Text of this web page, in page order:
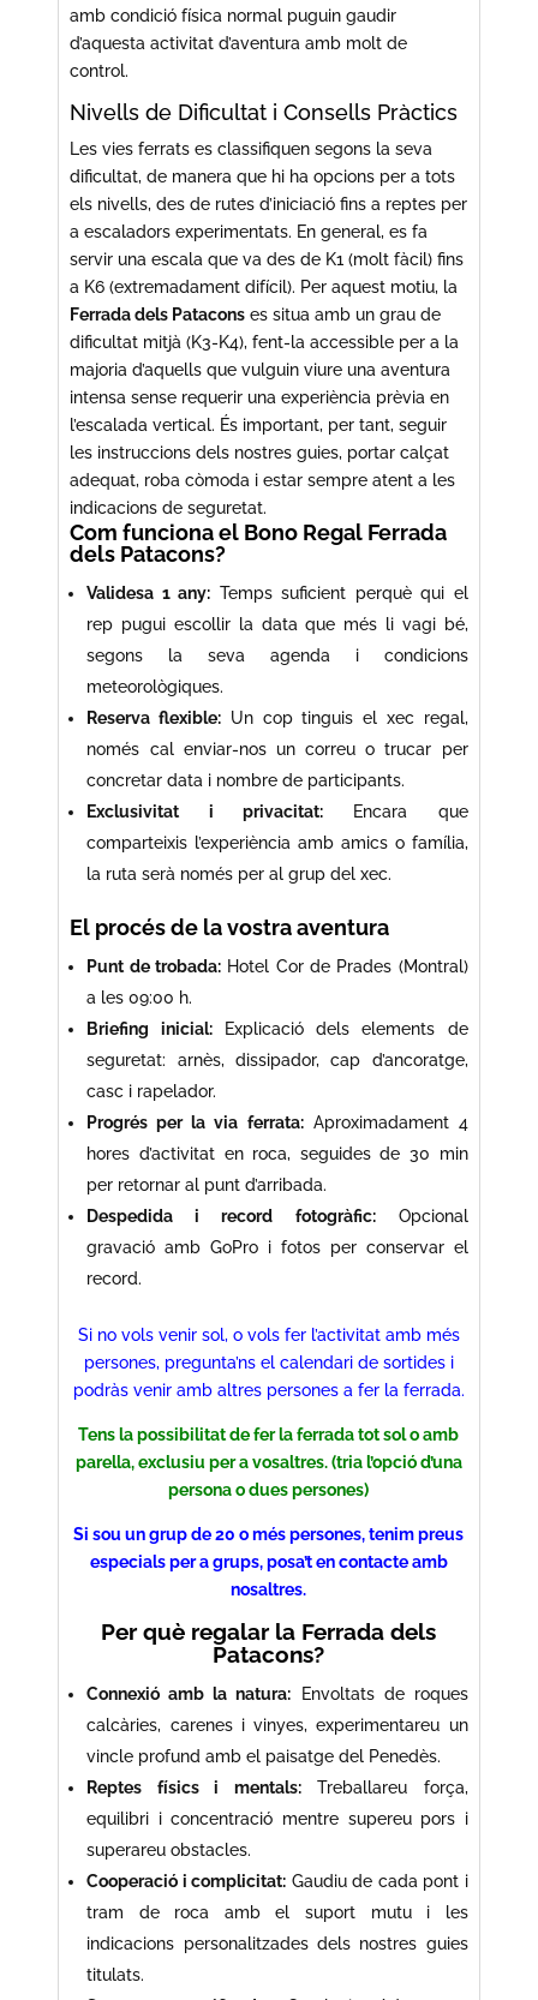
amb condició física normal puguin gaudir
d’aquesta activitat d’aventura amb molt de
control.
Nivells de Dificultat i Consells Pràctics
Les vies ferrats es classifiquen segons la seva
dificultat, de manera que hi ha opcions per a tots
els nivells, des de rutes d’iniciació fins a reptes per
a escaladors experimentats. En general, es fa
servir una escala que va des de K1 (molt fàcil) fins
a K6 (extremadament difícil). Per aquest motiu, la
Ferrada dels Patacons es situa amb un grau de
dificultat mitjà (K3-K4), fent-la accessible per a la
majoria d’aquells que vulguin viure una aventura
intensa sense requerir una experiència prèvia en
l’escalada vertical. És important, per tant, seguir
les instruccions dels nostres guies, portar calçat
adequat, roba còmoda i estar sempre atent a les
indicacions de seguretat.
Com funciona el Bono Regal Ferrada
dels Patacons?
Validesa 1 any: Temps suficient perquè qui el
rep pugui escollir la data que més li vagi bé,
segons la seva agenda i condicions
meteorològiques.
Reserva flexible: Un cop tinguis el xec regal,
només cal enviar-nos un correu o trucar per
concretar data i nombre de participants.
Exclusivitat i privacitat:Encara que
comparteixis l’experiència amb amics o família,
la ruta serà només per al grup del xec.
El procés de la vostra aventura
Punt de trobada: Hotel Cor de Prades (Montral)
a les 09:00 h.
Briefing inicial:Explicació dels elements de
seguretat: arnès, dissipador, cap d’ancoratge,
casc i rapelador.
Progrés per la via ferrata:Aproximadament 4
hores d’activitat en roca, seguides de 30 min
per retornar al punt d’arribada.
Despedida i record fotogràfic:Opcional
gravació amb GoPro i fotos per conservar el
record.
Si no vols venir sol, o vols fer l’activitat amb més
persones, pregunta’ns el calendari de sortides i
podràs venir amb altres persones a fer la ferrada.
Tens la possibilitat de fer la ferrada tot sol o amb
parella, exclusiu per a vosaltres. (tria l’opció d’una
persona o dues persones)
Si sou un grup de 20 o més persones, tenim preus
especials per a grups, posa’t en contacte amb
nosaltres.
Per què regalar la Ferrada dels
Patacons?
Connexió amb la natura: Envoltats de roques
calcàries, carenes i vinyes, experimentareu un
vincle profund amb el paisatge del Penedès.
Reptes físics i mentals:Treballareu força,
equilibri i concentració mentre supereu pors i
superareu obstacles.
Cooperació i complicitat: Gaudiu de cada pont i
tram de roca amb el suport mutu i les
indicacions personalitzades dels nostres guies
titulats.